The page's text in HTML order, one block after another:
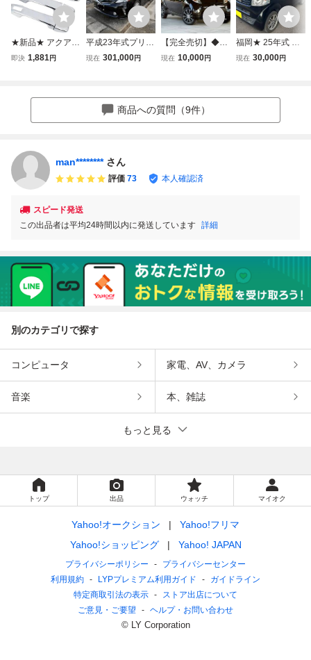
★新品★ アクア N
HP 10系 ヴィッツ
即決 1,881円
平成23年式プリウ
スα 希少ムーンル
現在 301,000円
【完全売切】◆車
検R8年12月26日
トキー/アルミ! タ
イチェーン! 【愛
現在 10,000円
福岡★ 25年式 N-
BOX GーSSパッ
現在 30,000円
商品への質問（9件）
man******** さん
評価 73 本人確認済
スピード発送
この出品者は平均24時間以内に発送しています 詳細
別のカテゴリで探す
コンピュータ 家電、AV、カメラ
音楽 本、雑誌
もっと見る
トップ 出品 ウォッチ マイオク
Yahoo!オークション
Yahoo!フリマ
Yahoo!ショッピング
Yahoo! JAPAN
プライバシーポリシー
プライバシーセンター
利用規約
LYPプレミアム利用ガイド
ガイドライン
特定商取引法の表示
ストア出店について
ご意見・ご要望
ヘルプ・お問い合わせ
© LY Corporation